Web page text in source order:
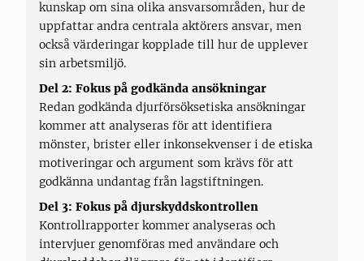
kunskap om sina olika ansvarsområden, hur de
uppfattar andra centrala aktörers ansvar, men
också värderingar kopplade till hur de upplever
sin arbetsmiljö.
Del 2: Fokus på godkända ansökningar
Redan godkända djurförsöksetiska ansökningar
kommer att analyseras för att identifiera
mönster, brister eller inkonsekvenser i de etiska
motiveringar och argument som krävs för att
godkänna undantag från lagstiftningen.
Del 3: Fokus på djurskyddskontrollen
Kontrollrapporter kommer analyseras och
intervjuer genomföras med användare och